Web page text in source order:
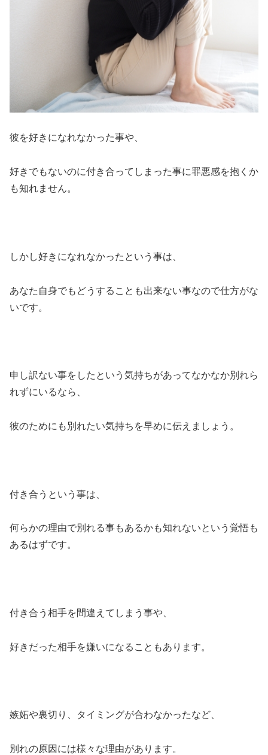
彼を好きになれなかった事や、
好きでもないのに付き合ってしまった事に罪悪感を抱くか
も知れません。
しかし好きになれなかったという事は、
あなた自身でもどうすることも出来ない事なので仕方がな
いです。
申し訳ない事をしたという気持ちがあってなかなか別れら
れずにいるなら、
彼のためにも別れたい気持ちを早めに伝えましょう。
付き合うという事は、
何らかの理由で別れる事もあるかも知れないという覚悟も
あるはずです。
付き合う相手を間違えてしまう事や、
好きだった相手を嫌いになることもあります。
嫉妬や裏切り、タイミングが合わなかったなど、
別れの原因には様々な理由があります。